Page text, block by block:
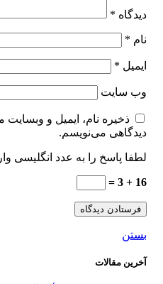
دیدگاه *
نام *
ایمیل *
وب‌ سایت
ذخیره نام، ایمیل و
دیدگاهی می‌نویسم.
لطفا پاسخ را به عدد انگلیسی
16 + 3 =
بستن
آخرین مقالات